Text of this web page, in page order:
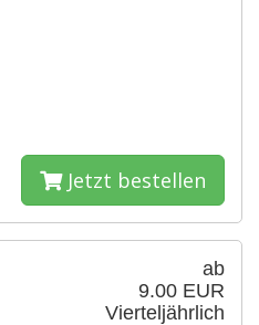
Jetzt bestellen
ab
9.00 EUR
Vierteljährlich